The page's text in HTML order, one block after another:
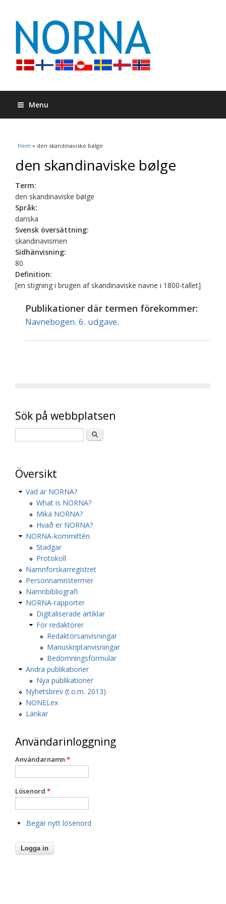
Menu
Du är här
Hem » den skandinaviske bølge
den skandinaviske bølge
Term:
den skandinaviske bølge
Språk:
danska
Svensk översättning:
skandinavismen
Sidhänvisning:
80
Definition:
[en stigning i brugen af skandinaviske navne i 1800-tallet]
Publikationer där termen förekommer:
Navnebogen. 6. udgave.
Sök på webbplatsen
Översikt
Vad är NORNA?
What is NORNA?
Mikä NORNA?
Hvað er NORNA?
NORNA-kommittén
Stadgar
Protokoll
Namnforskarregistret
Personnamnstermer
Namnbibliografi
NORNA-rapporter
Digitaliserade artiklar
För redaktörer
Redaktörsanvisningar
Manuskriptanvisningar
Bedömningsformulär
Andra publikationer
Nya publikationer
Nyhetsbrev (t.o.m. 2013)
NONELex
Länkar
Användarinloggning
Användarnamn *
Lösenord *
Begär nytt lösenord